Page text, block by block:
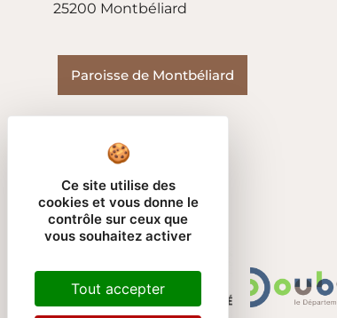
25200 Montbéliard
Paroisse de Montbéliard
Ce site utilise des
cookies et vous donne le
contrôle sur ceux que
vous souhaitez activer
Tout accepter